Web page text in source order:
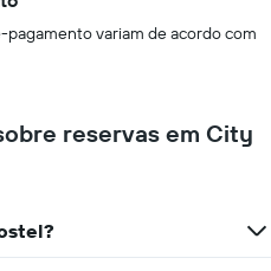
variam de acordo com
reservas em City